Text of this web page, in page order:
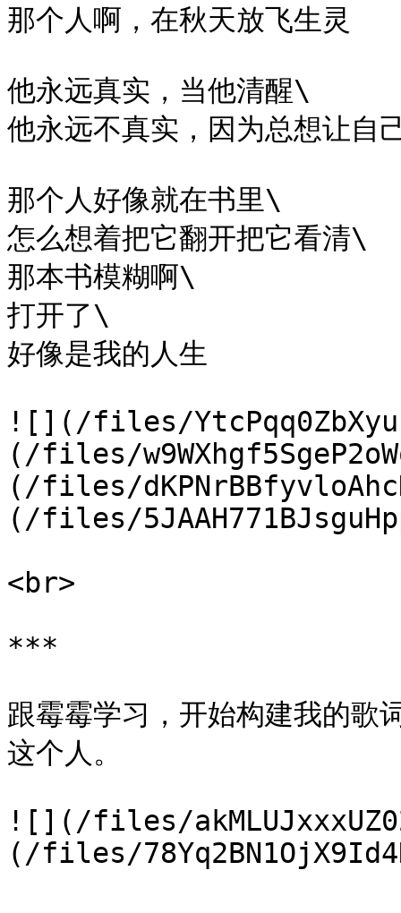
那个人啊，在秋天放飞生灵
他永远真实，当他清醒\
他永远不真实，因为总想让自
那个人好像就在书里\
怎么想着把它翻开把它看清\
那本书模糊啊\
打开了\
好像是我的人生​
​![](/files/
(/files/
(/files/
(/files/
<br>
***
跟霉霉学习，开始构建我的​歌
这个人。​
![](/files/